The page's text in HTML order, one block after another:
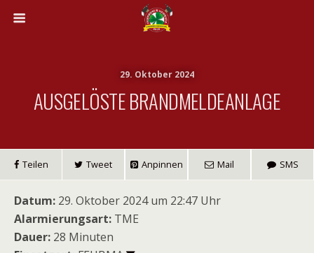
29. Oktober 2024
AUSGELÖSTE BRANDMELDEANLAGE
Teilen Tweet Anpinnen Mail SMS
Datum: 29. Oktober 2024 um 22:47 Uhr
Alarmierungsart: TME
Dauer: 28 Minuten